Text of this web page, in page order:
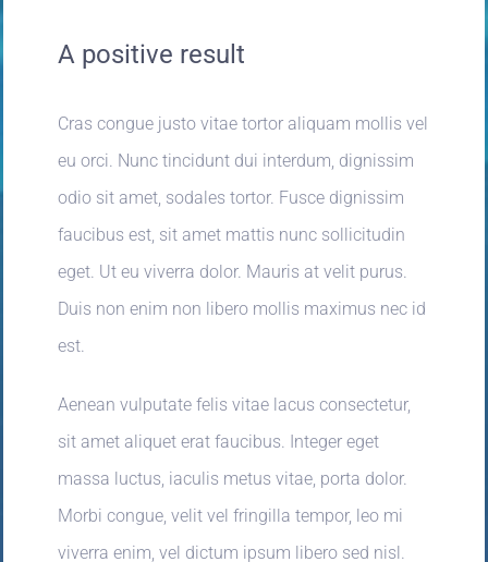
A positive result
Cras congue justo vitae tortor aliquam mollis vel
eu orci. Nunc tincidunt dui interdum, dignissim
odio sit amet, sodales tortor. Fusce dignissim
faucibus est, sit amet mattis nunc sollicitudin
eget. Ut eu viverra dolor. Mauris at velit purus.
Duis non enim non libero mollis maximus nec id
est.
Aenean vulputate felis vitae lacus consectetur,
sit amet aliquet erat faucibus. Integer eget
massa luctus, iaculis metus vitae, porta dolor.
Morbi congue, velit vel fringilla tempor, leo mi
viverra enim, vel dictum ipsum libero sed nisl.